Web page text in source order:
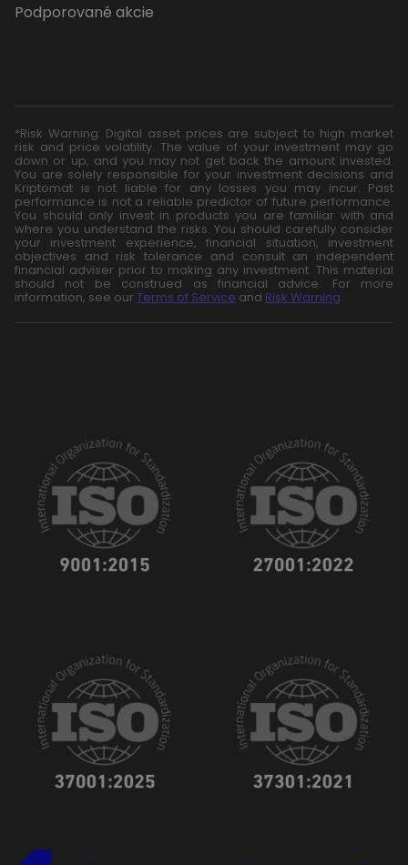
Podporované akcie
*Risk Warning: Digital asset prices are subject to high market
risk and price volatility. The value of your investment may go
down or up, and you may not get back the amount invested.
You are solely responsible for your investment decisions and
Kriptomat is not liable for any losses you may incur. Past
performance is not a reliable predictor of future performance.
You should only invest in products you are familiar with and
where you understand the risks. You should carefully consider
your investment experience, financial situation, investment
objectives and risk tolerance and consult an independent
financial adviser prior to making any investment. This material
should not be construed as financial advice. For more
information, see our Terms of Service and Risk Warning.